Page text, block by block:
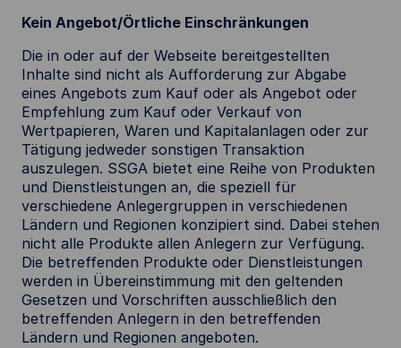
Kein Angebot/Örtliche Einschränkungen
Die in oder auf der Webseite bereitgestellten
Inhalte sind nicht als Aufforderung zur Abgabe
eines Angebots zum Kauf oder als Angebot oder
Empfehlung zum Kauf oder Verkauf von
Wertpapieren, Waren und Kapitalanlagen oder zur
Tätigung jedweder sonstigen Transaktion
auszulegen. SSGA bietet eine Reihe von Produkten
und Dienstleistungen an, die speziell für
verschiedene Anlegergruppen in verschiedenen
Ländern und Regionen konzipiert sind. Dabei stehen
nicht alle Produkte allen Anlegern zur Verfügung.
Die betreffenden Produkte oder Dienstleistungen
werden in Übereinstimmung mit den geltenden
Gesetzen und Vorschriften ausschließlich den
betreffenden Anlegern in den betreffenden
Ländern und Regionen angeboten.